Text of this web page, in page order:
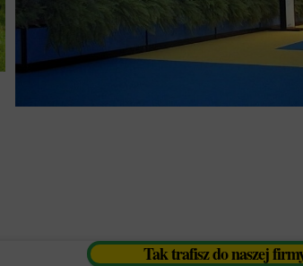
Tak trafisz do naszej